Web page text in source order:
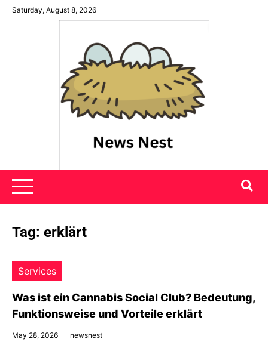
SkipSaturday, August 8, 2026
News Nest
Tag: erklärt
Services
Was ist ein Cannabis Social Club? Bedeutung,
Funktionsweise und Vorteile erklärt
May 28, 2026 newsnest